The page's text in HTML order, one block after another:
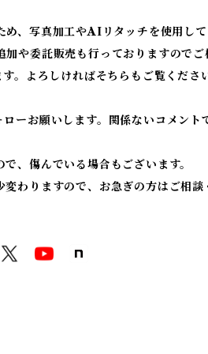
、写真加工やAIリタッチを使用して
や委託販売も行っておりますのでご
よろしければそちらもご覧ください
ーお願いします。関係ないコメント
、傷んでいる場合もございます。
わりますので、お急ぎの方はご相談